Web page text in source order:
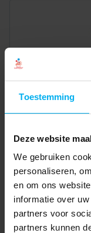
Toestemming
Deze website
We gebruiken
personaliseren,
en om ons
informatie over
partners voor
partners kunnen